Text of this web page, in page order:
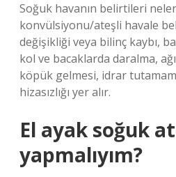
Soğuk havanın belirtileri
konvülsiyonu/ateşli havale
değişikliği veya bilinç kaybı,
kol ve bacaklarda daralma,
köpük gelmesi, idrar
hizasızlığı yer alır.
El ayak soğuk
yapmalıyım?